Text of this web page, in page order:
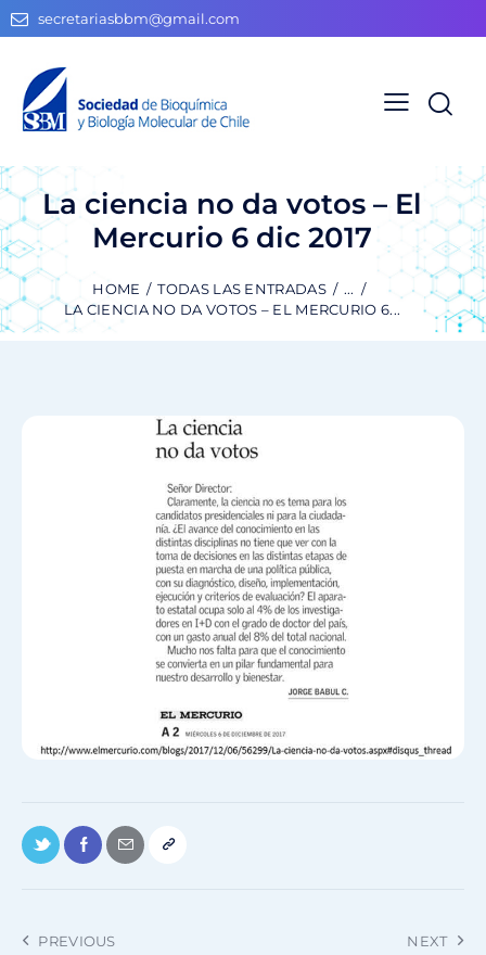
secretariasbbm@gmail.com
La ciencia no da votos – El
Mercurio 6 dic 2017
HOME TODAS LAS ENTRADAS
...
LA CIENCIA NO DA VOTOS – EL MERCURIO 6...
PREVIOUS NEXT